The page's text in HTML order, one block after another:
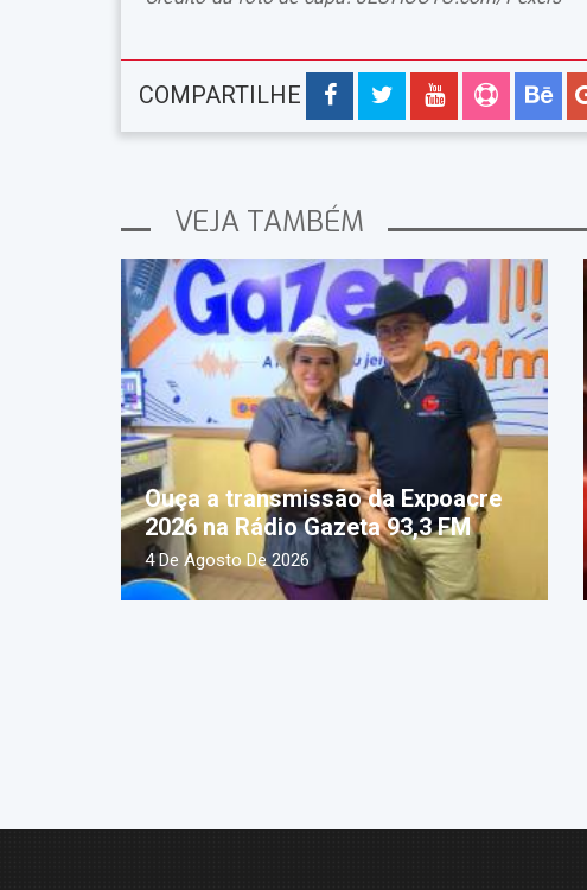
COMPARTILHE
VEJA TAMBÉM
Ouça a transmissão da Expoacre
2026 na Rádio Gazeta 93,3 FM
4 De Agosto De 2026